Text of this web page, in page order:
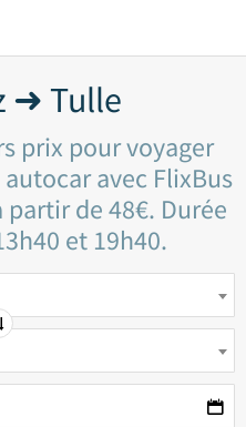
➜ Tulle
prix pour voyager
avec FlixBus
de 48€. Durée
et 19h40.